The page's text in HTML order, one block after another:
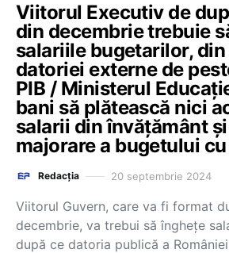
Viitorul Executiv de
din decembrie trebuie
salariile bugetarilor, din
datoriei externe de
PIB / Ministerul
bani să plătească nici
salarii din învățământ
majorare a bugetului cu
Redacția 20 septembrie 2024
Viitorul Guvern, care va fi format
decembrie, va trebui să înghețe
după ce datoria publică a